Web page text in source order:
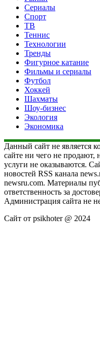
Сериалы
Спорт
ТВ
Теннис
Технологии
Тренды
Фигурное катание
Фильмы и сериалы
Футбол
Хоккей
Шахматы
Шоу-бизнес
Экология
Экономика
Данный сайт не является
сайте ни чего не продают,
услуги не оказываются.
новостей RSS канала
newsru.com. Материалы
ответственность за
Администрация сайта не
Сайт от psikhoter @ 2024